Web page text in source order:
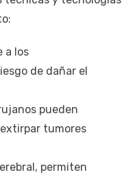
a los
de dañar el
pueden
tumores
permiten